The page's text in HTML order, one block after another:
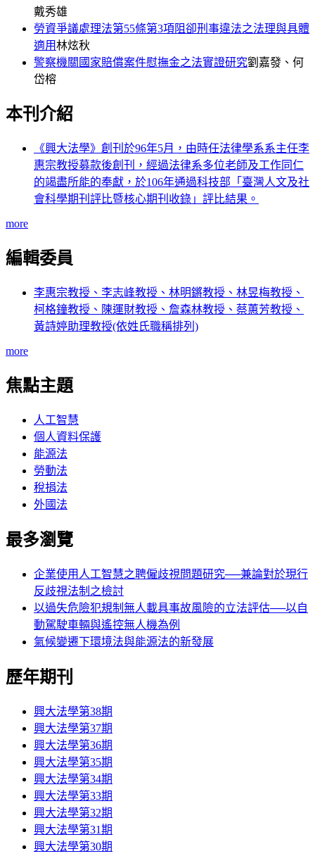
戴秀雄
勞資爭議處理法第55條第3項阻卻刑事違法之法理與具體
適用林炫秋
警察機關國家賠償案件慰撫金之法實證研究劉嘉發、何
岱榕
本刊介紹
《興大法學》創刊於96年5月，由時任法律學系系主任李
惠宗教授募款後創刊，經過法律系多位老師及工作同仁
的竭盡所能的奉獻，於106年通過科技部「臺灣人文及社
會科學期刊評比暨核心期刊收錄」評比結果。
more
編輯委員
李惠宗教授、李志峰教授、林明鏘教授、林昱梅教授、
柯格鐘教授、陳運財教授、詹森林教授、蔡蕙芳教授、
黃詩婷助理教授(依姓氏職稱排列)
more
焦點主題
人工智慧
個人資料保護
能源法
勞動法
稅捐法
外國法
最多瀏覽
企業使用人工智慧之聘僱歧視問題研究──兼論對於現行
反歧視法制之檢討
以過失危險犯規制無人載具事故風險的立法評估──以自
動駕駛車輛與遙控無人機為例
氣候變遷下環境法與能源法的新發展
歷年期刊
興大法學第38期
興大法學第37期
興大法學第36期
興大法學第35期
興大法學第34期
興大法學第33期
興大法學第32期
興大法學第31期
興大法學第30期